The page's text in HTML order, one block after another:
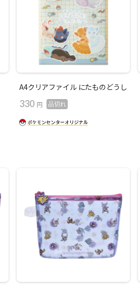
A4クリアファイル にたものどうし
330 円 品切れ